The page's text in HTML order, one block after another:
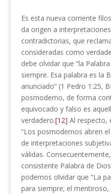
Es esta nueva corriente
da origen a
contradictorias, que
consideradas como
debe olvidar que “la
siempre. Esa palabra es la
anunciado” (1 Pedro 1:25,
posmoderno, de forma
equivocado y falso es
verdadero.[12] Al respecto,
“Los posmodernos abren
de interpretaciones
válidas.
consistente Palabra de
podemos olvidar que “La
para siempre; el mentiroso,